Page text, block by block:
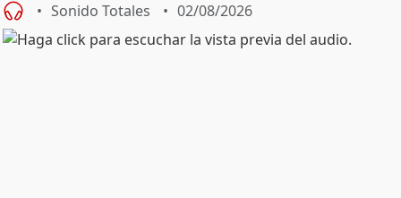
Sonido Totales 02/08/2026